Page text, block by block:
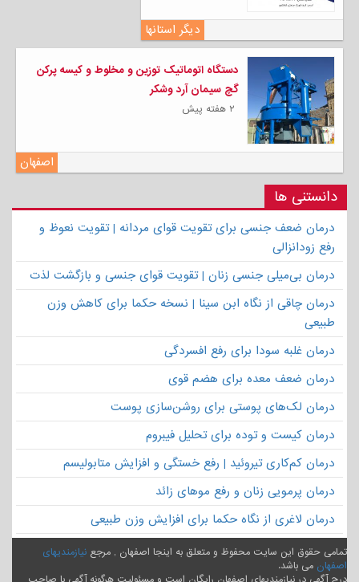
دیگر استانها
دستگاه اتوماتیک توزین و مخلوط و کیسه پرکن
گچ سیمان آرد وشکر
۲ هفته پیش
اصفهان
دانستنی ها
درمان ضعف جنسی برای تقویت قوای مردانه | تقویت نعوظ و
رفع زودانزالی
درمان بی‌میلی جنسی زنان | تقویت قوای جنسی و بازگشت لذت
درمان چاقی از نگاه ابن سینا | نسخه حکما برای کاهش وزن
طبیعی
درمان غلبه سودا برای رفع افسردگی
درمان ضعف معده برای هضم قوی
درمان لک‌های پوستی برای روشن‌سازی پوست
درمان کیست و توده برای تحلیل فیبروم
درمان کم‌کاری تیروئید | رفع خستگی و افزایش متابولیسم
درمان پرمویی زنان و رفع موهای زائد
درمان لاغری از نگاه حکما برای افزایش وزن طبیعی
تمامی حقوق این سایت محفوظ و متعلق به اینجا اصفهان , مرجع نیازمندیهای
اصفهان می باشد.